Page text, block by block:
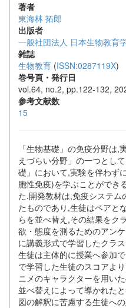
著者
東海林 拓郎
出版者
一般社団法人 日本生物教育
雑誌
生物教育 (ISSN:0287119X)
巻号頁・発行日
vol.64, no.2, pp.122-132,
参考文献数
15
「生物基礎」の免疫分野は
えづらい分野」の一つとし
礎」において,実験を伴わず
胞性免疫)を学ぶことができ
た.開発教材は,免疫システ
たものであり,生徒はペアと
らを並べ替え,その結果をク
欲・態度を測るためのアン
に講義形式で学習したクラ
生徒は主体的に授業へ参加
で学習した生徒のスコアよ
ニメのキャラクターを用い
並べ替えによって導かれた
図の解釈に苦慮する生徒へ